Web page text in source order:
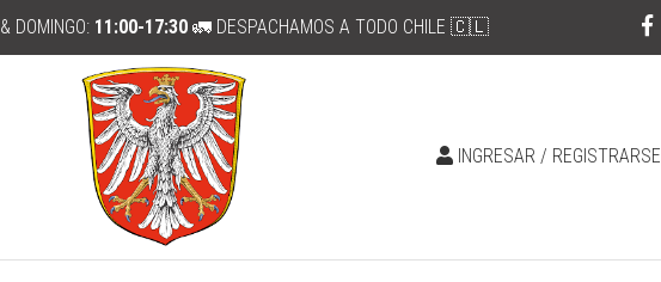
& DOMINGO: 11:00-17:30 🚛 DESPACHAMOS A TODO CHILE 🇨🇱
INGRESAR / REGISTRARSE